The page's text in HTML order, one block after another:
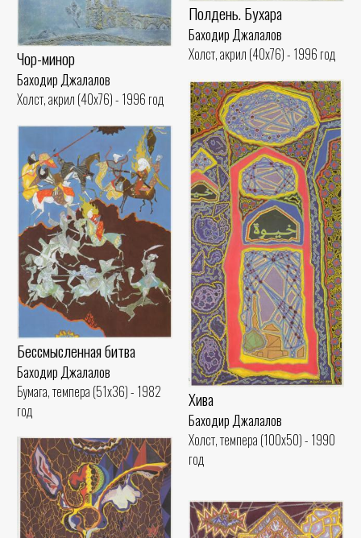
Полдень. Бухара
Баходир Джалалов
Холст, акрил (40x76) - 1996 год
Чор-минор
Баходир Джалалов
Холст, акрил (40x76) - 1996 год
Хива
Баходир Джалалов
Холст, темпера (100x50) - 1990
год
Бессмысленная битва
Баходир Джалалов
Бумага, темпера (51x36) - 1982
год